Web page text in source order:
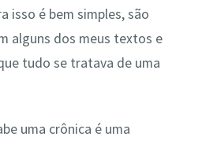
isso é bem simples, são
alguns dos meus textos e
tudo se tratava de uma
uma crônica é uma